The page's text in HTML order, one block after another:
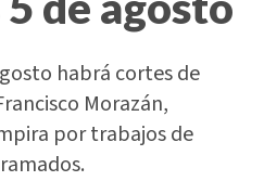
habrá cortes de
Morazán,
por trabajos de